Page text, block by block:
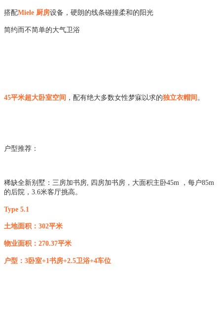
搭配Miele 厨房设备，硬朗的线条碰撞柔和的阳光
简约而不简单的大气卫浴
45平米超大卧室空间 ，配有绝大多数女性梦寐以求的独立衣帽间 。
户型推荐：
稀缺全新别墅：三房加书房, 四房加书房，大面积主卧45m ，每户85m
的后院，3.6米客厅挑高。
Type 5.1
土地面积：302平米
物业面积：270.37平米
户型：3卧室+1书房+2.5卫浴+4车位